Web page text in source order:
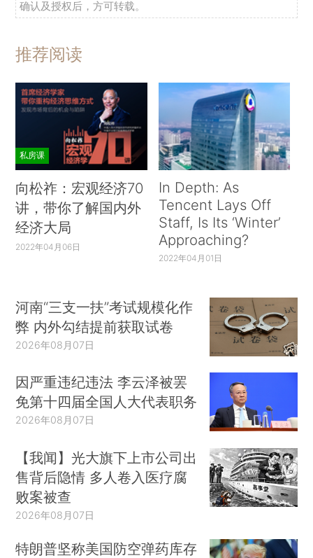
确认及授权后，方可转载。
推荐阅读
私房课
向松祚：宏观经济70
讲，带你了解国内外
经济大局
2022年04月06日
In Depth: As
Tencent Lays Off
Staff, Is Its ‘Winter’
Approaching?
2022年04月01日
河南“三支一扶”考试规模化作
弊 内外勾结提前获取试卷
2026年08月07日
因严重违纪违法 李云泽被罢
免第十四届全国人大代表职务
2026年08月07日
【我闻】光大旗下上市公司出
售背后隐情 多人卷入医疗腐
败案被查
2026年08月07日
特朗普坚称美国防空弹药库存